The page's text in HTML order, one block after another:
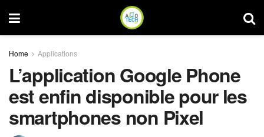
Home Applications
L’application Google Phone
est enfin disponible pour les
smartphones non Pixel